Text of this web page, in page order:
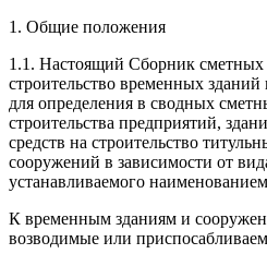
1. Общие положения
1.1. Настоящий Сборник сметных
строительство временных
для определения в сводных
строительства предприятий,
средств на строительство
сооружений в зависимости от
устанавливаемого
К временным зданиям и
возводимые или